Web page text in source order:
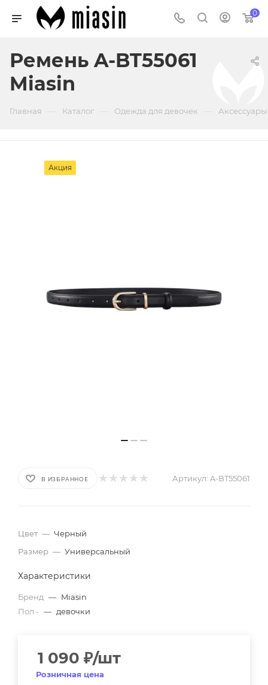
0
Ремень A-BT55061
Miasin
Главная Каталог Одежда для девочек
Акция
В ИЗБРАННОЕ Артикул: A-BT55061
Цвет — Черный
Размер — Универсальный
Характеристики
Бренд — Miasin
Пол - — девочки
1 090 ₽/шт
Розничная цена